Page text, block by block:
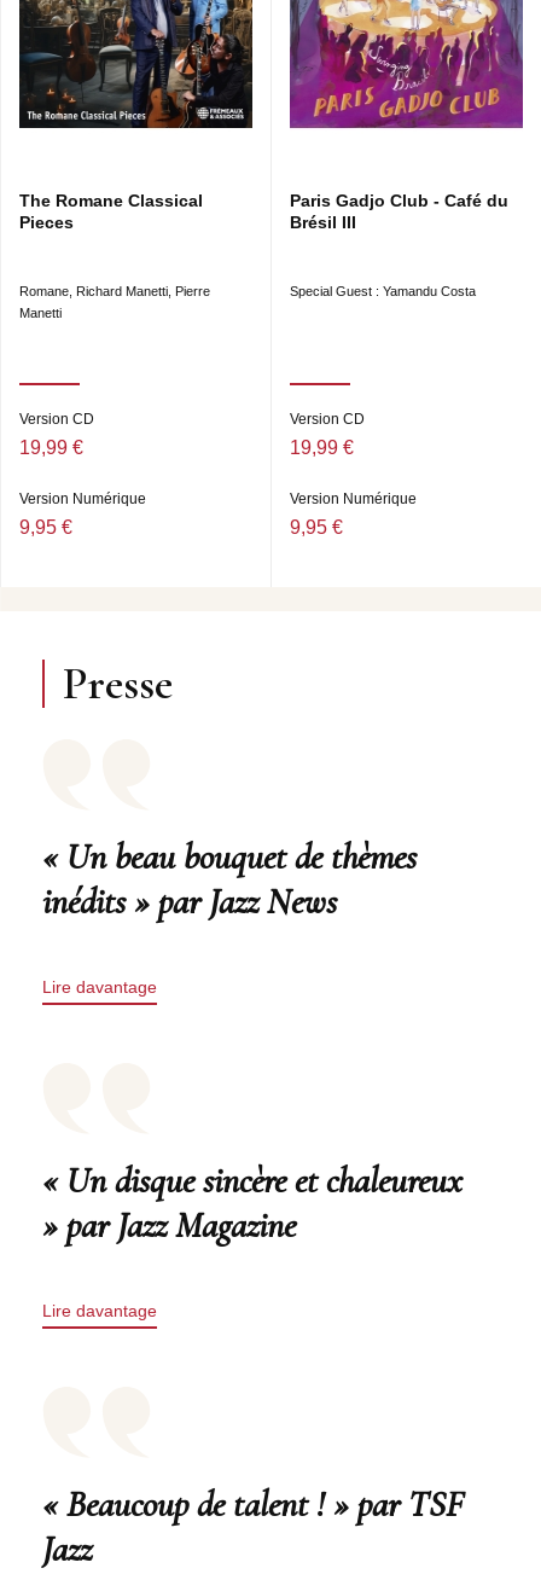
The Romane Classical
Pieces
Romane, Richard Manetti, Pierre
Manetti
Version CD
19,99 €
Version Numérique
9,95 €
Paris Gadjo Club - Café du
Brésil III
Special Guest : Yamandu Costa
Version CD
19,99 €
Version Numérique
9,95 €
Presse
« Un beau bouquet de thèmes
inédits » par Jazz News
Lire davantage
« Un disque sincère et chaleureux
» par Jazz Magazine
Lire davantage
« Beaucoup de talent ! » par TSF
Jazz